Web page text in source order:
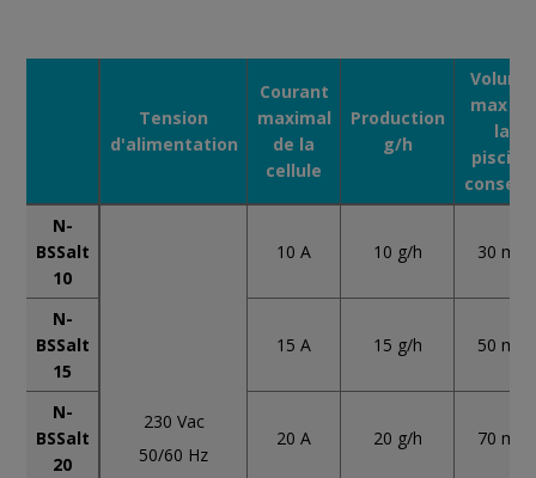
Tension
d'alimentation
Courant
maximal
de la
cellule
Production
g/h
Volume
max de
la
piscine
N-
BSSalt
10
230 Vac
50/60 Hz
10 A 10 g/h 30 m3
N-
BSSalt
15
15 A 15 g/h 50 m3
N-
BSSalt
20
20 A 20 g/h 70 m3